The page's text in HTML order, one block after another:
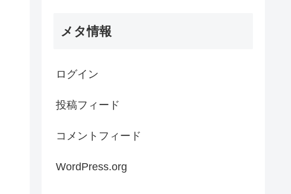
メタ情報
ログイン
投稿フィード
コメントフィード
WordPress.org